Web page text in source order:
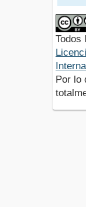
Todos
Por lo